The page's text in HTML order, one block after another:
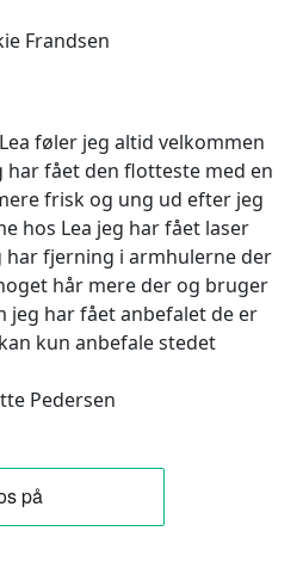
Frandsen
føler jeg altid velkommen
fået den flotteste med en
frisk og ung ud efter jeg
hos Lea jeg har fået laser
har fjerning i armhulerne der
hår mere der og bruger
jeg har fået anbefalet de er
kun anbefale stedet
Pedersen